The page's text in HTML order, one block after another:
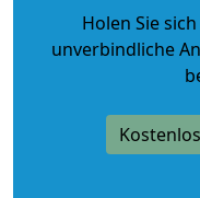
Holen Sie
unverbindliche